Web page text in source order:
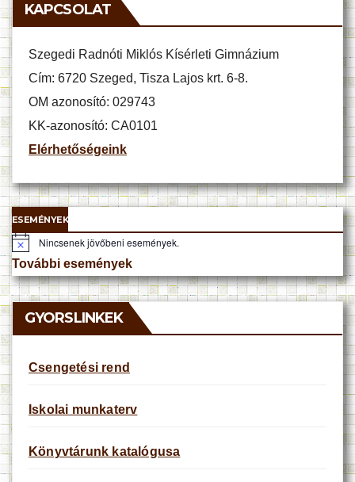
KAPCSOLAT
Szegedi Radnóti Miklós Kísérleti Gimnázium
Cím: 6720 Szeged, Tisza Lajos krt. 6-8.
OM azonosító: 029743
KK-azonosító: CA0101
Elérhetőségeink
ESEMÉNYEK
N
o
t
i
c
Nincsenek jövőbeni események.
További események
GYORSLINKEK
Csengetési rend
Iskolai munkaterv
Könyvtárunk katalógusa